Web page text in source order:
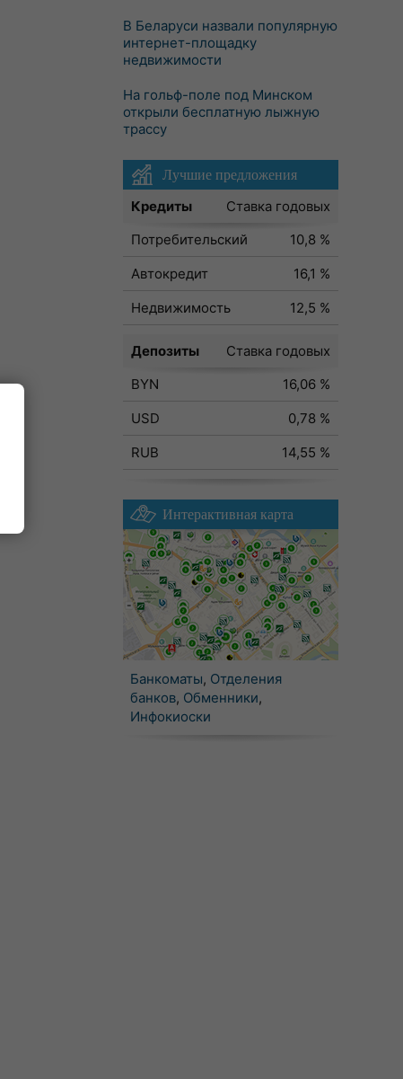
В Беларуси назвали популярную
интернет-площадку
недвижимости
На гольф-поле под Минском
открыли бесплатную лыжную
трассу
Лучшие предложения
Кредиты
Ставка годовых
Потребительский
10,8 %
Автокредит
16,1 %
Недвижимость
12,5 %
Депозиты
Ставка годовых
BYN
16,06 %
USD
0,78 %
RUB
14,55 %
Интерактивная карта
Банкоматы, Отделения
банков, Обменники,
Инфокиоски